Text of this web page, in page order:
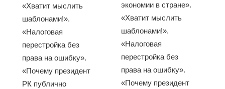
«Хватит мыслить
шаблонами!».
«Налоговая
перестройка без
права на ошибку».
«Почему президент
РК публично
экономии в стране».
«Хватит мыслить
шаблонами!».
«Налоговая
перестройка без
права на ошибку».
«Почему президент